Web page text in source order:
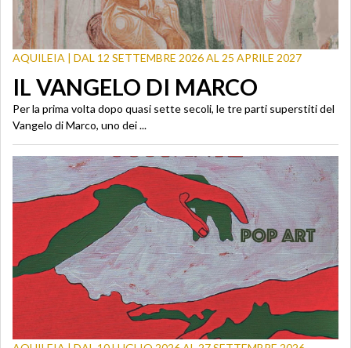
AQUILEIA | DAL 12 SETTEMBRE 2026 AL 25 APRILE 2027
IL VANGELO DI MARCO
Per la prima volta dopo quasi sette secoli, le tre parti superstiti del
Vangelo di Marco, uno dei ...